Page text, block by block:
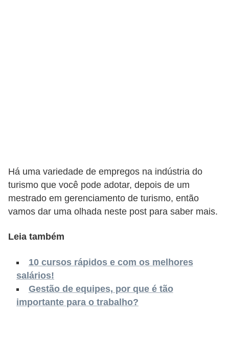
Há uma variedade de empregos na indústria do
turismo que você pode adotar, depois de um
mestrado em gerenciamento de turismo, então
vamos dar uma olhada neste post para saber mais.
Leia também
10 cursos rápidos e com os melhores
salários!
Gestão de equipes, por que é tão
importante para o trabalho?
r
s
o
s
ú
l
c